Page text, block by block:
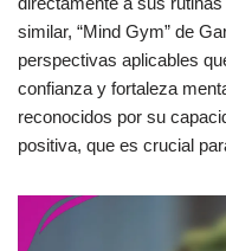
similar, “Mind Gym” de
perspectivas aplicables
confianza y fortaleza
reconocidos por su
positiva, que es crucial